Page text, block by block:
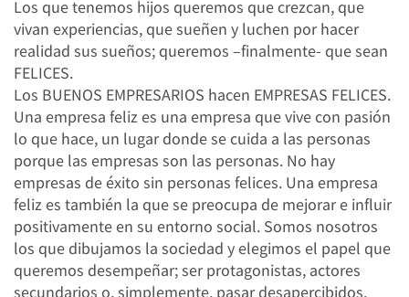
Los que tenemos hijos queremos que crezcan, que
vivan experiencias, que sueñen y luchen por hacer
realidad sus sueños; queremos –finalmente- que sean
FELICES.
Los BUENOS EMPRESARIOS hacen EMPRESAS FELICES.
Una empresa feliz es una empresa que vive con pasión
lo que hace, un lugar donde se cuida a las personas
porque las empresas son las personas. No hay
empresas de éxito sin personas felices. Una empresa
feliz es también la que se preocupa de mejorar e influir
positivamente en su entorno social. Somos nosotros
los que dibujamos la sociedad y elegimos el papel que
queremos desempeñar; ser protagonistas, actores
secundarios o, simplemente, pasar desapercibidos.